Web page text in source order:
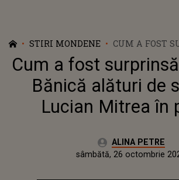
STIRI MONDENE
CUM A FOST
ANDREEA
SOȚUL EI,
PUBLIC
Cum a fost
Bănică alături de
Lucian Mitrea în
Autor:ALINA PETRE
joi, 26 octombrie 2023Actualizat:
sâmbătă, 26 octombrie